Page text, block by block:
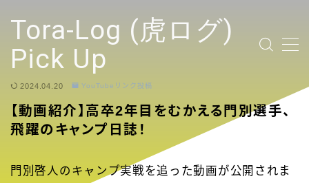
Tora-Log (虎ログ)
Pick Up
TOP PAGE
2024 Tigers Ticket
応援contents
2024.04.20 YouTubeリンク投稿
【動画紹介】高卒2年目をむかえる門別選手、
飛躍のキャンプ日誌！
門別啓人のキャンプ実戦を追った動画が公開されま